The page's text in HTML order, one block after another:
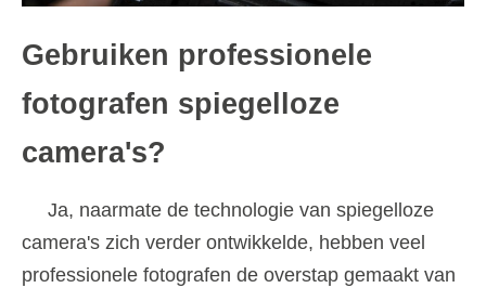
Gebruiken professionele
fotografen spiegelloze
camera's?
Ja, naarmate de technologie van spiegelloze
camera's zich verder ontwikkelde, hebben veel
professionele fotografen de overstap gemaakt van